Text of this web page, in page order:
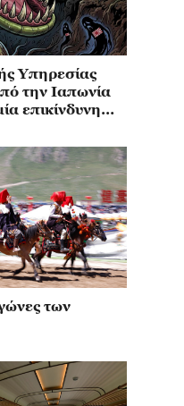
Υπηρεσίας
την Ιαπωνία
επικίνδυνη
των